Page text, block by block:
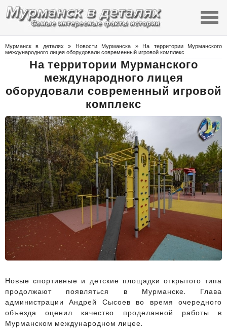
Мурманск в деталях » Новости Мурманска » На территории Мурманского
международного лицея оборудовали современный игровой комплекс
На территории Мурманского
международного лицея
оборудовали современный игровой
комплекс
Новые спортивные и детские площадки открытого типа
продолжают появляться в Мурманске. Глава
администрации Андрей Сысоев во время очередного
объезда оценил качество проделанной работы в
Мурманском международном лицее.